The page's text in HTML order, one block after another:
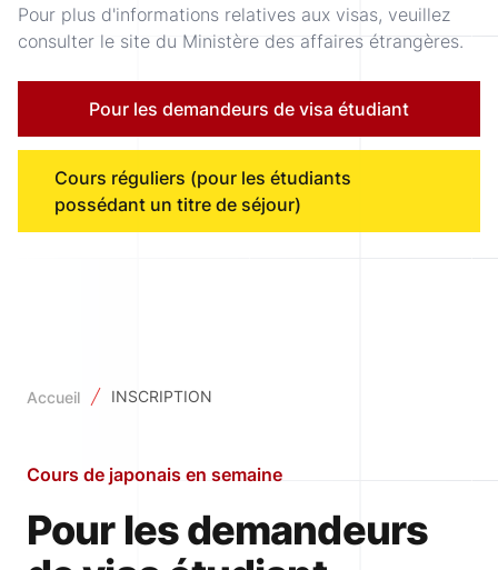
Pour plus d'informations relatives aux visas, veuillez
consulter le site du Ministère des affaires étrangères.
Pour les demandeurs de visa étudiant
Cours réguliers (pour les étudiants
possédant un titre de séjour)
Accueil INSCRIPTION
Cours de japonais en semaine
Pour les demandeurs